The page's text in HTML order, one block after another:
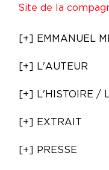
Site de la
[+] EMMANUEL
[+] L'AUTEUR
[+] L'HISTOIRE /
[+] EXTRAIT
[+] PRESSE